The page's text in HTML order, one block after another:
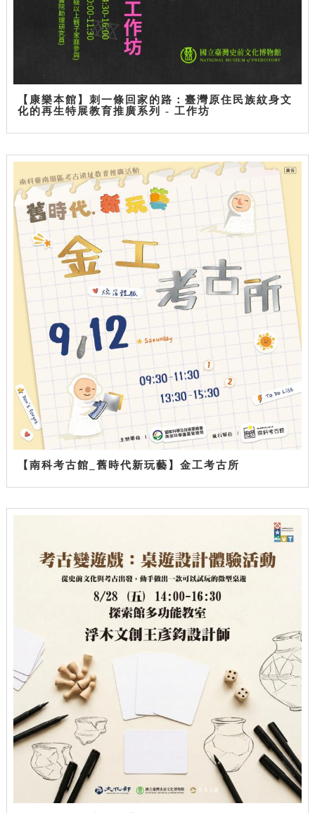
【康樂本館】刺一條回家的路：臺灣原住民族紋身文
化的再生特展教育推廣系列 - 工作坊
【南科考古館_舊時代新玩藝】金工考古所